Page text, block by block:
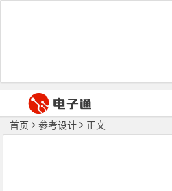
首页 参考设计 正文